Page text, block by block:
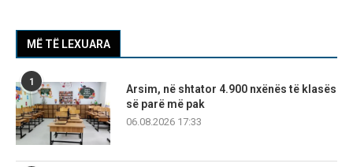
MË TË LEXUARA
1
Arsim, në shtator 4.900 nxënës të klasës
së parë më pak
06.08.2026 17:33